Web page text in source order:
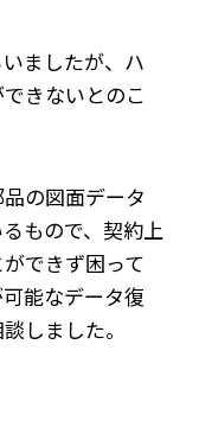
ましたが、ハ
きないとのこ
の図面データ
もので、契約上
できず困って
能なデータ復
しました。